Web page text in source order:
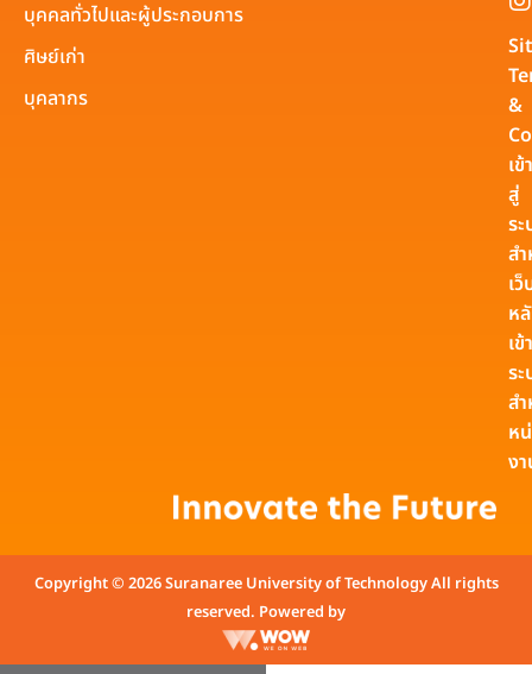
บุคคลทั่วไปและผู้ประกอบการ
ศิษย์เก่า
บุคลากร
&
เข้า
สู่
ร
ส
เ
ห
เข้
ร
ส
ห
ง
Copyright © 2026 Suranaree University of Technology All rights
reserved. Powered by